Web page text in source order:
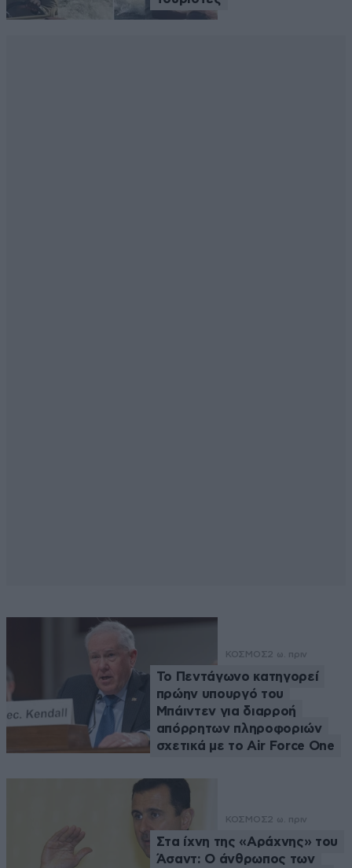
ΚΟΣΜΟΣ2 ω. πριν
Το Πεντάγωνο κατηγορεί
πρώην υπουργό του
Μπάιντεν για διαρροή
απόρρητων πληροφοριών
σχετικά με το Air Force One
ΚΟΣΜΟΣ2 ω. πριν
Στα ίχνη της «Αράχνης» του
Άσαντ: Ο άνθρωπος των